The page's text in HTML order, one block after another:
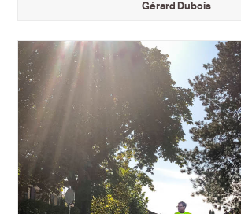
Gérard Dubois